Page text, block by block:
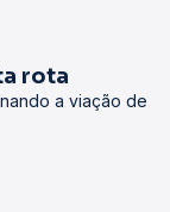
rota
a viação de